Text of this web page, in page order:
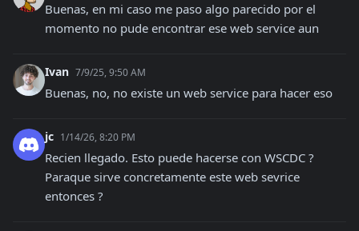
Buenas, en mi caso me paso algo parecido por el
momento no pude encontrar ese web service aun
Ivan 7/9/25, 9:50 AM
Buenas, no, no existe un web service para hacer eso
jc 1/14/26, 8:20 PM
Recien llegado. Esto puede hacerse con WSCDC ?
Paraque sirve concretamente este web sevrice
entonces ?